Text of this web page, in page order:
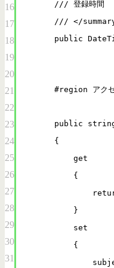
16
17
18
19
20
21
22
23
24
25
26
27
28
29
30
31
/// 登録時間
/// </
public
#region アクセ
public
{
get
{
}
set
{